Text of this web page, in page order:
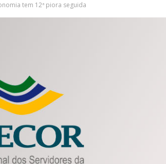
tem 12ª piora seguida